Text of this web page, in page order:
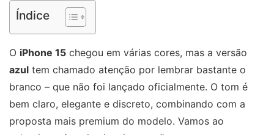
Índice
O iPhone 15 chegou em várias cores, mas a versão
azul tem chamado atenção por lembrar bastante o
branco – que não foi lançado oficialmente. O tom é
bem claro, elegante e discreto, combinando com a
proposta mais premium do modelo. Vamos ao